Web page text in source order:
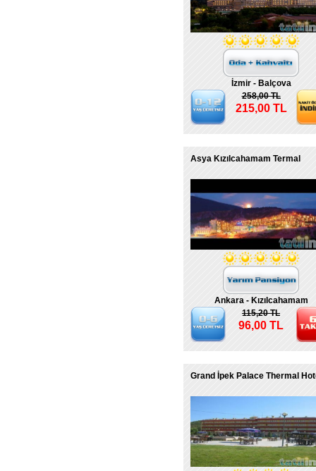
İzmir - Balçova
258,00 TL
215,00 TL
Asya Kızılcahamam Termal
Ankara - Kızılcahamam
115,20 TL
96,00 TL
Grand İpek Palace Thermal